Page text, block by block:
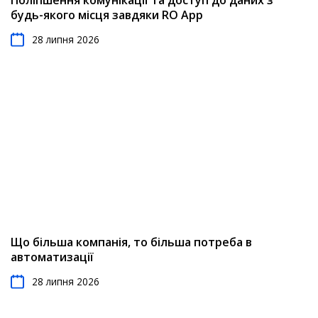
будь-якого місця завдяки RO App
28 липня 2026
Що більша компанія, то більша потреба в
автоматизації
28 липня 2026